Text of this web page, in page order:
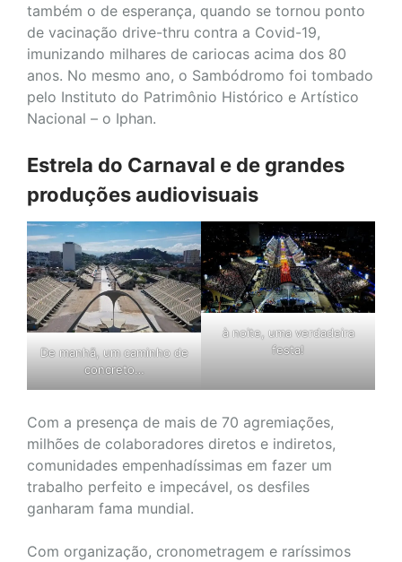
também o de esperança, quando se tornou ponto
de vacinação drive-thru contra a Covid-19,
imunizando milhares de cariocas acima dos 80
anos. No mesmo ano, o Sambódromo foi tombado
pelo Instituto do Patrimônio Histórico e Artístico
Nacional – o Iphan.
Estrela do Carnaval e de grandes
produções audiovisuais
De manhã, um caminho de
concreto…
à noite, uma verdadeira
festa!
Com a presença de mais de 70 agremiações,
milhões de colaboradores diretos e indiretos,
comunidades empenhadíssimas em fazer um
trabalho perfeito e impecável, os desfiles
ganharam fama mundial.
Com organização, cronometragem e raríssimos